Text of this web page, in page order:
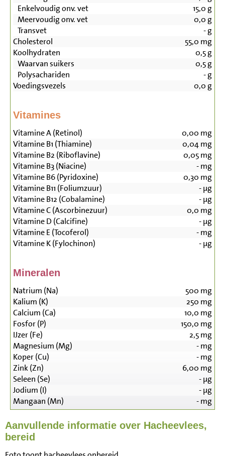
Enkelvoudig onv. vet
15,0 g
Meervoudig onv. vet
0,0 g
Transvet
-g
Cholesterol
55,0 mg
Koolhydraten
0,5g
Waarvan suikers
0,5g
Polysachariden
-g
Voedingsvezels
0,0 g
Vitamines
Vitamine A (Retinol) 0,00 mg
Vitamine B1 (Thiamine)
0,04mg
Vitamine B2 (Riboflavine)
0,05mg
Vitamine B3 (Niacine)
-mg
Vitamine B6 (Pyridoxine)
0,30 mg
Vitamine B11 (Foliumzuur)
-µg
Vitamine B12 (Cobalamine)
-µg
Vitamine C (Ascorbinezuur)
0,0 mg
Vitamine D (Calcifine)
-µg
Vitamine E (Tocoferol)
-mg
Vitamine K (Fylochinon)
-µg
Mineralen
Natrium (Na) 500 mg
Kalium (K)
250 mg
Calcium (Ca)
10,0 mg
Fosfor (P)
150,0 mg
IJzer (Fe)
2,5mg
Magnesium (Mg)
-mg
Koper (Cu)
-mg
Zink (Zn)
6,00 mg
Seleen (Se)
-µg
Jodium (I)
-µg
Mangaan (Mn)
-mg
Aanvullende informatie over Hacheevlees,
bereid